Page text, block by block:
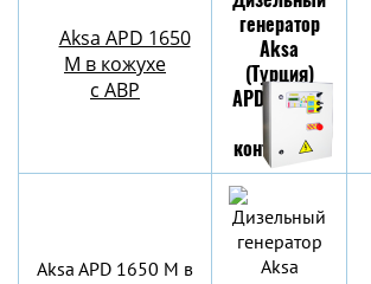
Aksa APD 1650
M в кожухе
с АВР
Aksa APD 1650 M в